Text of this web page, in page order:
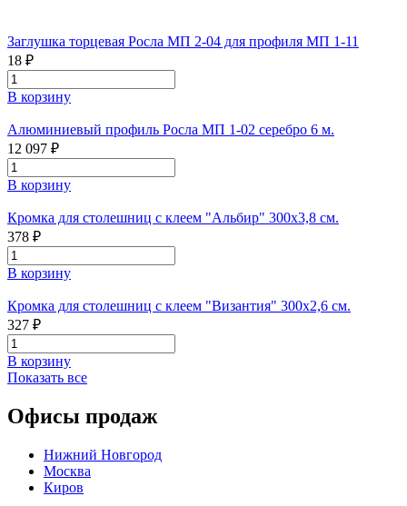
Заглушка торцевая Росла МП 2-04 для профиля МП 1-11
18 ₽
В корзину
Алюминиевый профиль Росла МП 1-02 серебро 6 м.
12 097 ₽
В корзину
Кромка для столешниц с клеем "Альбир" 300х3,8 см.
378 ₽
В корзину
Кромка для столешниц с клеем "Византия" 300х2,6 см.
327 ₽
В корзину
Показать все
Офисы продаж
Нижний Новгород
Москва
Киров